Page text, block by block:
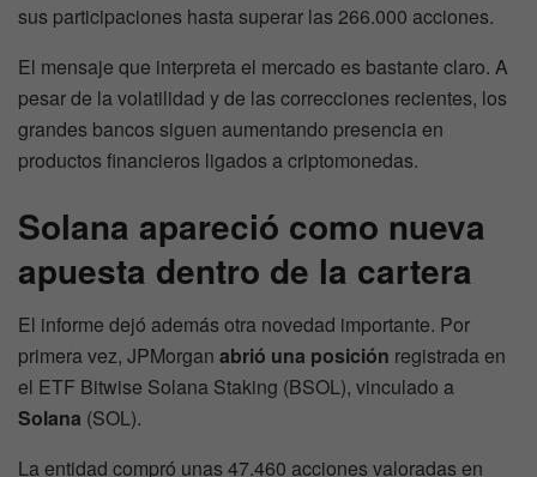
sus participaciones hasta superar las 266.000 acciones.
El mensaje que interpreta el mercado es bastante claro. A
pesar de la volatilidad y de las correcciones recientes, los
grandes bancos siguen aumentando presencia en
productos financieros ligados a criptomonedas.
Solana apareció como nueva
apuesta dentro de la cartera
El informe dejó además otra novedad importante. Por
primera vez, JPMorgan abrió una posición registrada en
el ETF Bitwise Solana Staking (BSOL), vinculado a
Solana (SOL).
La entidad compró unas 47.460 acciones valoradas en